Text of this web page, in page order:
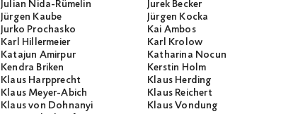
Julian Nida-Rümelin Jurek Becker
Jürgen Kaube Jürgen Kocka
Jurko Prochasko Kai Ambos
Karl Hillermeier Karl Krolow
Katajun Amirpur Katharina Nocun
Kendra Briken Kerstin Holm
Klaus Harpprecht Klaus Herding
Klaus Meyer-Abich Klaus Reichert
Klaus von Dohnanyi Klaus Vondung